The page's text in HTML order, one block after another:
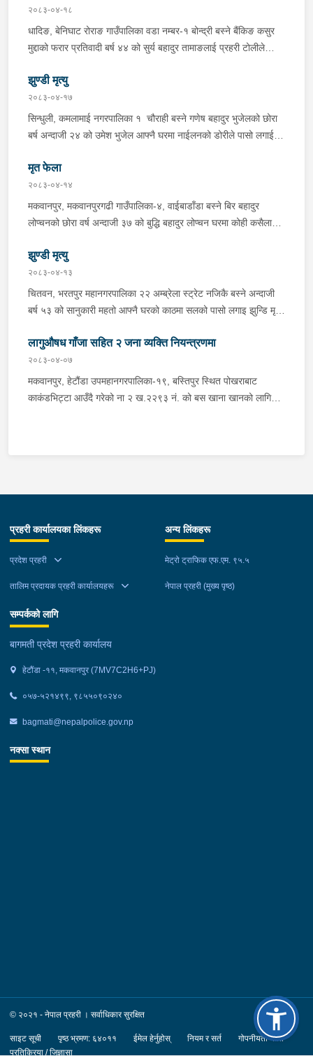
सिन्धुली कमलामाई नगरपालिका वडा नम्बर- १२ बस्ने बर्ष अन्दाजी-२९ को
चन्द्र बहादुर माझीले चलाएको म.प्र. व०४-००१ ज ००८६ नं. को
यात्रुबाहक E.V. हायसमा सवार जिल्ला सिराह मिर्चैया नगरपालिका-५ बस्ने
ल्याएको तरकारीको बोरा भित्र डब्बामा प्लास्टिकले पोका पारी लुकाई छिपाई
ल्याएको लागु औषध खैरो हिरोइन जस्तो देखिने गिलो पदार्थ ४५.१९० फेला
पारी नियन्त्रणमा लिई सोधपुछ गर्दा पछाडी मोटरसाइकलमा सवार चालक
अभिषेक कुमार साह र सवार राहुल कुमार मण्डलले उक्त सामान दिई पठाएको
भनि खुल्न आएको हुँदा मोटरसाइकल सहित निजहरुलाई नियन्त्रणमा लिई थप
अनुसन्धान कार्य भईरहेको ।
२०८३-०४-१८
धादिङ, बेनिघाट रोराङ गाउँपालिका वडा नम्बर-१ बोन्द्री बस्ने बैंकिङ कसुर
मुद्दाको फरार प्रतिवादी बर्ष ४४ को सुर्य बहादुर तामाङलाई प्रहरी टोलीले
झुण्डी मृत्यु
२०८३-०४-१७
सिन्धुली, कमलामाई नगरपालिका १ चौराही बस्ने गणेष बहादुर भुजेलको छोरा
बर्ष अन्दाजी २४ को उमेश भुजेल आफ्नै घरमा नाईलनको डोरीले पासो लगाई
घटनास्थलमा मुचुल्का सहित थप अनुसन्धान कार्य भइरहेको ।
मृत फेला
२०८३-०४-१४
मकवानपुर, मकवानपुरगढी गाउँपालिका-४, वाईबाडाँडा बस्ने बिर बहादुर
लोप्चनको छोरा वर्ष अन्दाजी ३७ को बुद्धि बहादुर लोप्चन घरमा कोही कसैलाई
मिति २०८३।०४।१४ गते सोहि स्थित कुसुमटार खोल्सामा घोप्टो परी मृत
अवस्थामा फेला परेको । यस घटना सम्बन्धमा थप अनुसन्धान कार्य भईरहेको
छ ।
झुण्डी मृत्यु
२०८३-०४-१३
चितवन, भरतपुर महानगरपालिका २२ अम्ब्रेला स्ट्रेट नजिकै बस्ने अन्दाजी
बर्ष ५३ को सानुकारी महतो आफ्नै घरको काठमा सलको पासो लगाइ झुन्डि मृत्यु
सहित थप अनुसन्धान कार्य भइरहेको ।
लागुऔषध गाँजा सहित २ जना व्यक्ति नियन्त्रणमा
२०८३-०४-०७
मकवानपुर, हेटौंडा उपमहानगरपालिका-१९, बस्तिपुर स्थित पोखराबाट
काकंडभिट्टा आउँदै गरेको ना २ ख.२२९३ नं. को बस खाना खानको लागि
लागुऔषध गाँजा २६ किलोग्राम २० ग्राम फेला परेको । लागुऔषध सहित
समिर मोक्तान र सोहि हेटौंडा उपमहानगरपालिका-१९, बस्तिपुर बस्ने वर्ष
भईरहेको छ ।
प्रहरी कार्यालयका लिंकहरू
प्रदेश प्रहरी
तालिम प्रदायक प्रहरी कार्यालयहरू
अन्य लिंकहरू
मेट्रो ट्राफिक एफ.एम. ९५.५
नेपाल प्रहरी (मुख्य पृष्ठ)
सम्पर्कको लागि
बागमती प्रदेश प्रहरी कार्यालय
हेटौंडा -११, मकवानपुर (7MV7C2H6+PJ)
०५७-५२१४९९, ९८५५०९०२४०
bagmati@nepalpolice.gov.np
नक्सा स्थान
© २०२१ - नेपाल प्रहरी । सर्वाधिकार सुरक्षित
साइट सूची पृष्ठ भ्रमण: ६४०११ ईमेल हेर्नुहोस् नियम र सर्त
गोपनीयता नीति
प्रतिक्रिया / जिज्ञासा